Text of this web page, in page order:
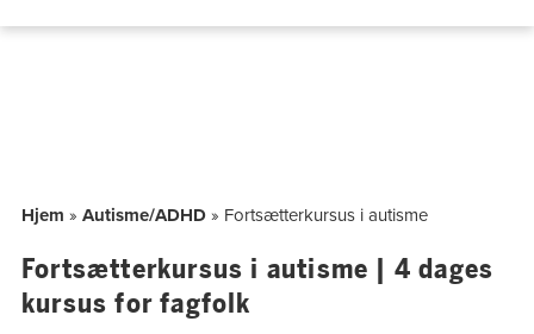
Hjem » Autisme/ADHD» Fortsætterkursus i autisme
Fortsætterkursus i autisme | 4 dages
kursus for fagfolk